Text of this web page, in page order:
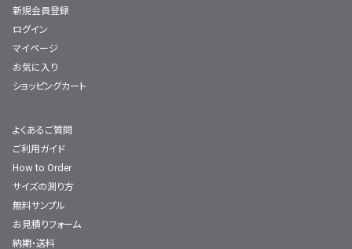
新規会員登録
ログイン
マイページ
お気に入り
ショッピングカート
よくあるご質問
ご利用ガイド
How to Order
サイズの測り方
無料サンプル
お見積りフォーム
納期・送料